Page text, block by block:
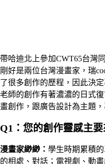
帶哈迪北上參加CWT65台灣
剛好是兩位台灣漫畫家，瑞
了很多創作的歷程，因此決
老師的創作有著濃濃的日式
畫創作，跟廣告設計為主題
Q1：您的創作靈感主要
漫畫家緲緲 ： 學生時期累積
的相處、對話；電視劇、動